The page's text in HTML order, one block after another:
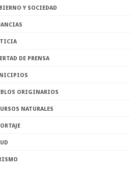
Y SOCIEDAD
DE PRENSA
ORIGINARIOS
NATURALES